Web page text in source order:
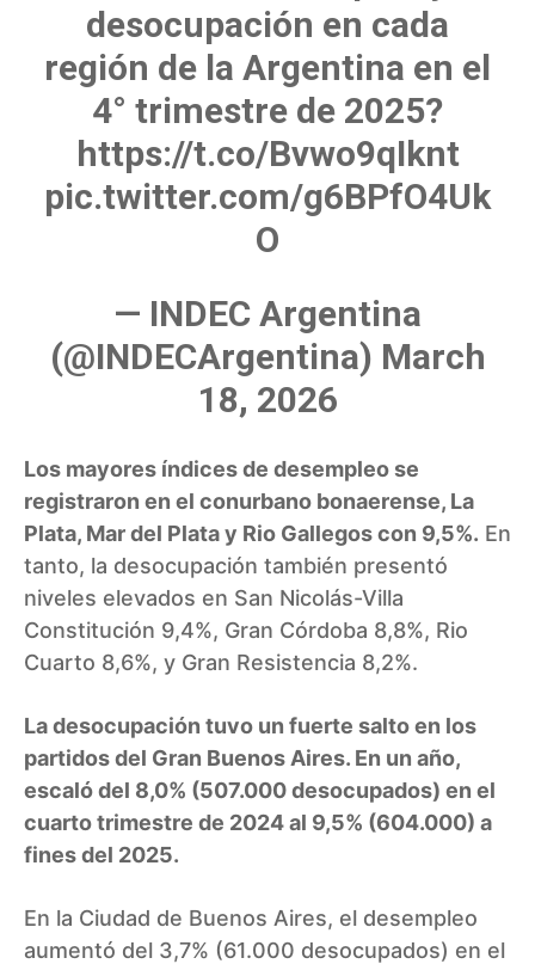
desocupación en cada
región de la Argentina en el
4° trimestre de 2025?
https://t.co/Bvwo9qIknt
pic.twitter.com/g6BPfO4Uk
O
— INDEC Argentina
(@INDECArgentina) March
18, 2026
Los mayores índices de desempleo se
registraron en el conurbano bonaerense, La
Plata, Mar del Plata y Rio Gallegos con 9,5%. En
tanto, la desocupación también presentó
niveles elevados en San Nicolás-Villa
Constitución 9,4%, Gran Córdoba 8,8%, Rio
Cuarto 8,6%, y Gran Resistencia 8,2%.
La desocupación tuvo un fuerte salto en los
partidos del Gran Buenos Aires. En un año,
escaló del 8,0% (507.000 desocupados) en el
cuarto trimestre de 2024 al 9,5% (604.000) a
fines del 2025.
En la Ciudad de Buenos Aires, el desempleo
aumentó del 3,7% (61.000 desocupados) en el